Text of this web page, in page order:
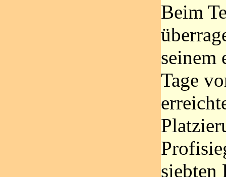
Beim
seinem
Tage
siebten